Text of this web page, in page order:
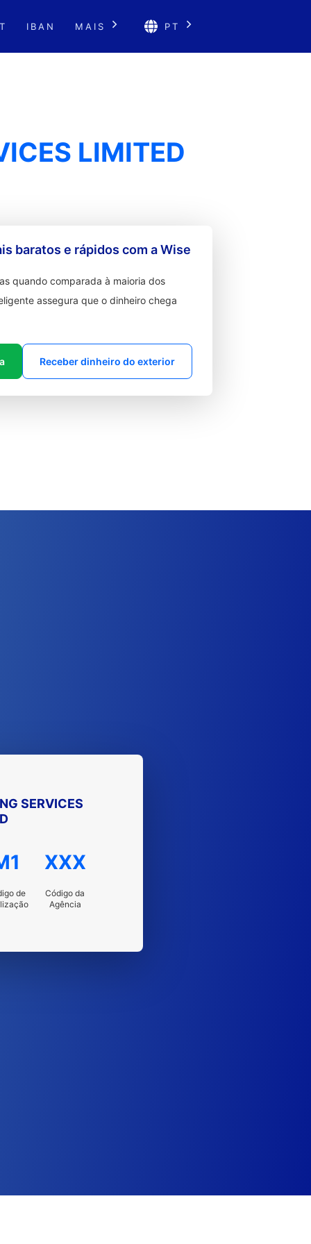
IBAN MAIS PT
LIMITED
baratos e rápidos com a Wise
quando comparada à maioria dos
assegura que o dinheiro chega
Receber dinheiro do exterior
SERVICES
de
XXX
Código da
Agência